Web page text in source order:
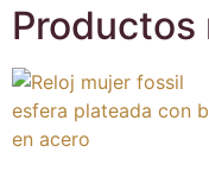
Productos